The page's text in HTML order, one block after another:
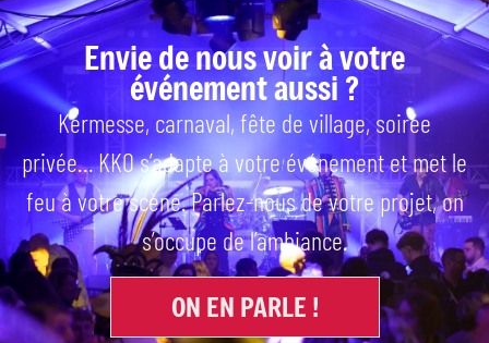
Envie de nous voir à votre
événement aussi ?
Kermesse, carnaval, fête de village, soirée
privée… KKO s’adapte à votre événement et met le
feu à votre scène. Parlez-nous de votre projet, on
s’occupe de l’ambiance.
ON EN PARLE !